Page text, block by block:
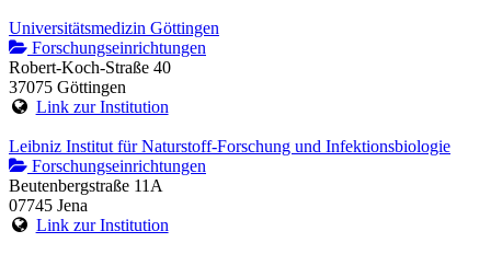
Universitätsmedizin Göttingen
Forschungseinrichtungen
Robert-Koch-Straße 40
37075 Göttingen
Link zur Institution
Leibniz Institut für Naturstoff-Forschung und Infektionsbiologie
Forschungseinrichtungen
Beutenbergstraße 11A
07745 Jena
Link zur Institution